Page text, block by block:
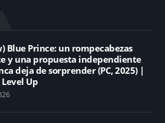
Blue Prince: un rompecabezas
y una propuesta independiente
deja de sorprender (PC, 2025) |
Up